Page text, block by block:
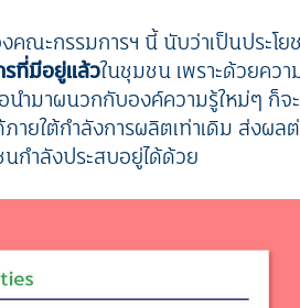
คณะกรรมการฯ นี้ นับว่าเป็นประโ
รที่มีอยู่แล้วในชุมชน เพราะด้วยคว
นำมาผนวกกับองค์ความรู้ใหม่ๆ ก็จ
ยใต้กำลังการผลิตเท่าเดิม ส่งผลต่
กำลังประสบอยู่ได้ด้วย